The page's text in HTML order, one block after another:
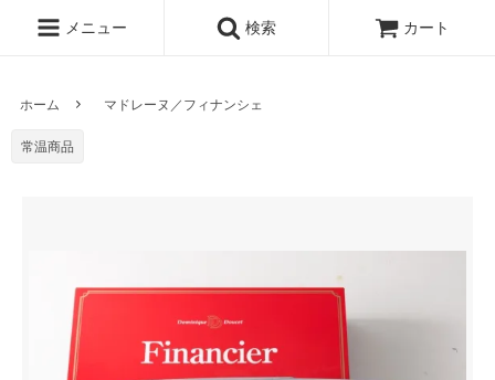
メニュー 検索 カート
ホーム マドレーヌ／フィナンシェ
常温商品